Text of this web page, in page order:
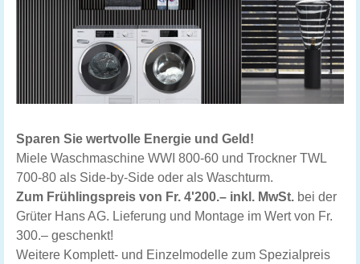
Sparen Sie wertvolle Energie und Geld!
Miele Waschmaschine WWI 800-60 und Trockner TWL
700-80 als Side-by-Side oder als Waschturm.
Zum Frühlingspreis von Fr. 4'200.– inkl. MwSt. bei der
Grüter Hans AG. Lieferung und Montage im Wert von Fr.
300.– geschenkt!
Weitere Komplett- und Einzelmodelle zum Spezialpreis